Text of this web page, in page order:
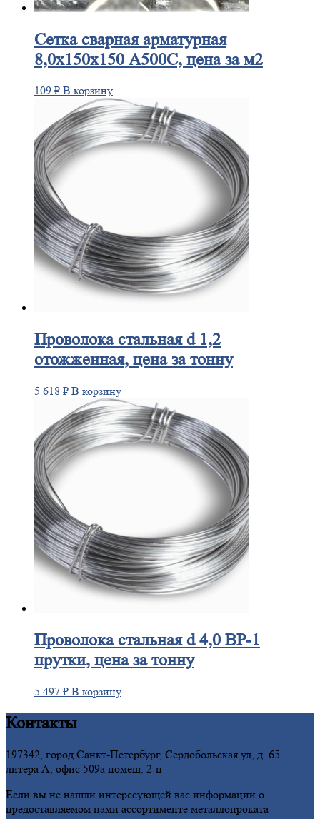
Сеткасварная арматурная
8,0х150х150 А500С, цена за м2
109 ₽ В корзину
Проволокастальная d 1,2
отожженная, цена за тонну
5 618 ₽ В корзину
Проволокастальная d 4,0 ВР-1
прутки, цена за тонну
5 497 ₽ В корзину
Контакты
197342, город Санкт-Петербург, Сердобольская ул, д. 65
литера А, офис 509а помещ. 2-н
Если вы не нашли интересующей вас информации о
предоставляемом нами ассортименте металлопроката -